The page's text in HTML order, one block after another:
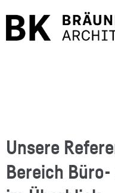
Unsere
Bereich